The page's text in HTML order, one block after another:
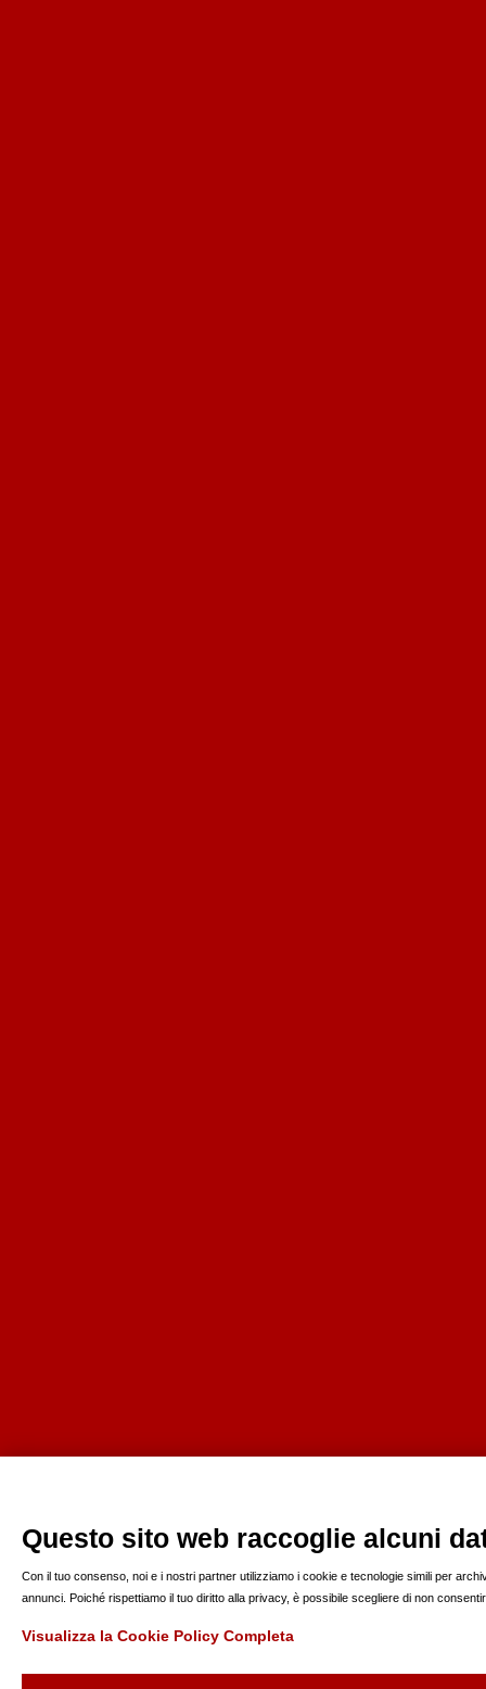
Questo sito web raccoglie alcuni
Con il tuo consenso, noi e i nostri partner utilizziamo i cookie e tecnologie simili per
annunci. Poiché rispettiamo il tuo diritto alla privacy, è possibile scegliere di non
Visualizza la Cookie Policy Completa